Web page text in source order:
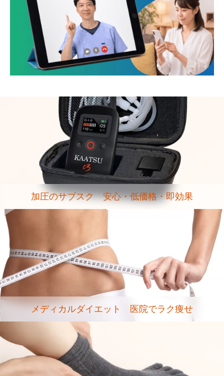
加圧のサブスク 安心・低価格・即効果
メディカルダイエット 医院でラク痩せ